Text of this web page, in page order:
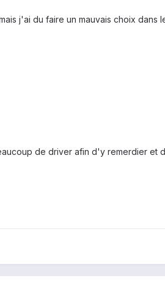
j'ai du faire un mauvais choix dans
de driver afin d'y remerdier et